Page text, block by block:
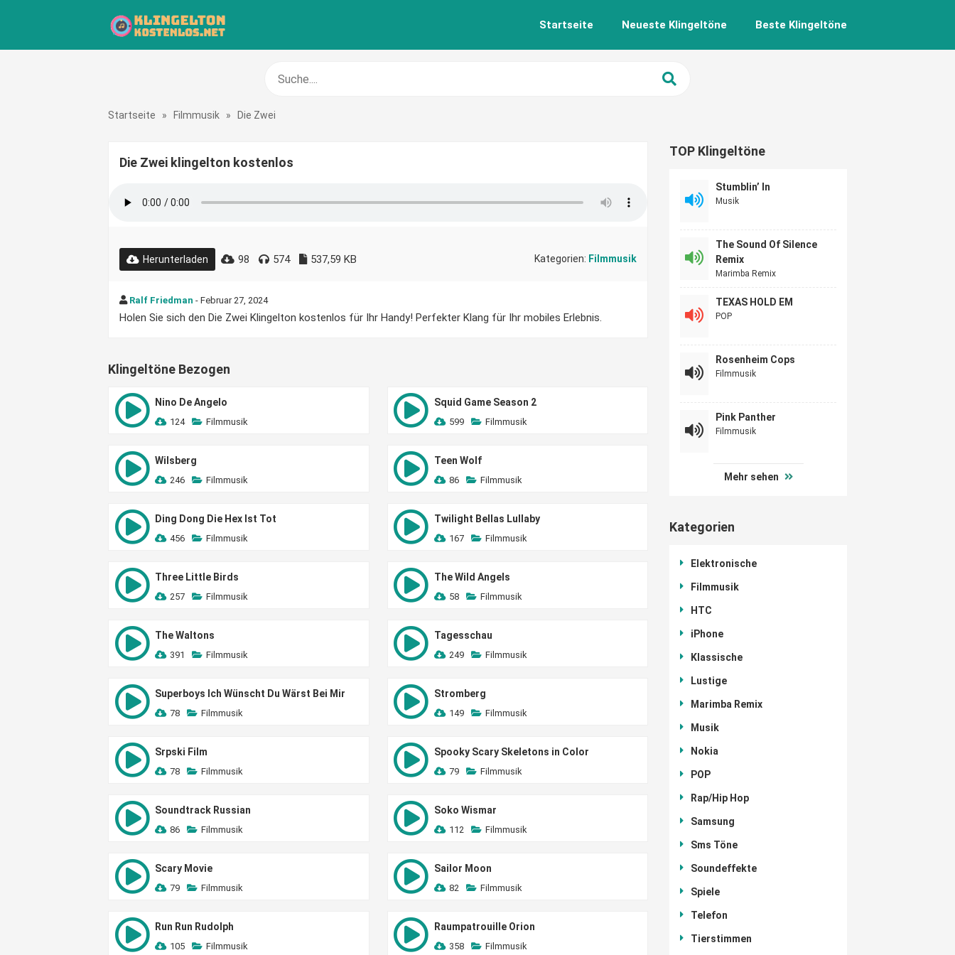
Startseite Neueste Klingeltöne Beste Klingeltöne
Startseite » Filmmusik » Die Zwei
Die Zwei klingelton kostenlos
Herunterladen 98 574 537,59 KB Kategorien: Filmmusik
Ralf Friedman - Februar 27, 2024
Holen Sie sich den Die Zwei Klingelton kostenlos für Ihr Handy! Perfekter Klang für Ihr mobiles Erlebnis.
Klingeltöne Bezogen
Nino De Angelo
124 Filmmusik
Squid Game Season 2
599 Filmmusik
Wilsberg
246 Filmmusik
Teen Wolf
86 Filmmusik
Ding Dong Die Hex Ist Tot
456 Filmmusik
Twilight Bellas Lullaby
167 Filmmusik
Three Little Birds
257 Filmmusik
The Wild Angels
58 Filmmusik
The Waltons
391 Filmmusik
Tagesschau
249 Filmmusik
Superboys Ich Wünscht Du Wärst Bei Mir
78 Filmmusik
Stromberg
149 Filmmusik
Srpski Film
78 Filmmusik
Spooky Scary Skeletons in Color
79 Filmmusik
Soundtrack Russian
86 Filmmusik
Soko Wismar
112 Filmmusik
Scary Movie
79 Filmmusik
Sailor Moon
82 Filmmusik
Run Run Rudolph
105 Filmmusik
Raumpatrouille Orion
358 Filmmusik
TOP Klingeltöne
Stumblin’ In
Musik
The Sound Of Silence
Remix
Marimba Remix
TEXAS HOLD EM
POP
Rosenheim Cops
Filmmusik
Pink Panther
Filmmusik
Mehr sehen
Kategorien
Elektronische
Filmmusik
HTC
iPhone
Klassische
Lustige
Marimba Remix
Musik
Nokia
POP
Rap/Hip Hop
Samsung
Sms Töne
Soundeffekte
Spiele
Telefon
Tierstimmen